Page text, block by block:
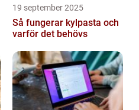
19 september 2025
Så fungerar kylpasta och
varför det behövs